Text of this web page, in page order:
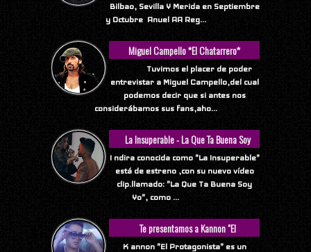
Bilbao, Sevilla Y Merida en Septiembre
y Octubre Anuel AA Reg...
Miguel Campello *El Chatarrero*
Tuvimos el placer de poder
entrevistar a Miguel Campello,del cual
podemos decir que si antes nos
considerábamos sus fans,aho...
La Insuperable - La Que Ta Buena Soy
Yo
I ndira conocida como "La Insuperable"
está de estreno ,con su nuevo vídeo
clip.llamado: "La Que Ta Buena Soy
Yo", como ...
Te presentamos a Kannon "El
Protagonista"
K annon "El Protagonista" es un